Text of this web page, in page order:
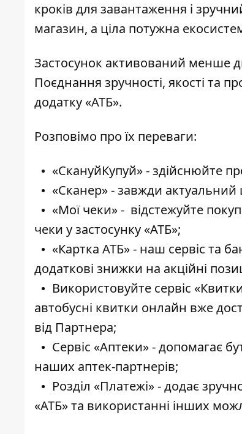
кроків для завантаження і
магазин, а ціла потужна
Застосунок активований менше
Поєднання зручності, якості та
додатку «АТБ».
Розповімо про їх переваги:
«СкануйКупуй» - здійснюйте
«Сканер» - завжди актуальний
«Мої чеки» - відстежуйте
чеки у застосунку «АТБ»;
«Картка АТБ» - наш сервіс та
додаткові знижки на акційні
Використовуйте сервіс
автобусні квитки онлайн вже
від Партнера;
Сервіс «Аптеки» - допомагає
наших аптек-партнерів;
Розділ «Платежі» - додає
«АТБ» та використанні інших